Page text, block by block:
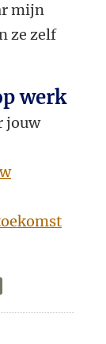
mijn
ze zelf
werk
jouw